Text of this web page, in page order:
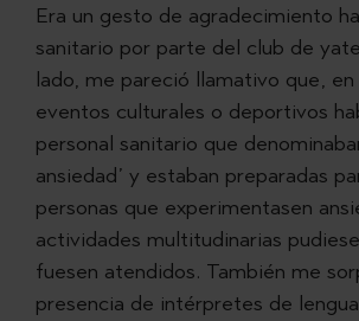
Era un gesto de agradecimiento
sanitario por parte del club de
lado, me pareció llamativo que,
eventos culturales o deportivos
personal sanitario que
ansiedad’ y estaban preparadas
personas que experimentasen
actividades multitudinarias
fuesen atendidos. También me
presencia de intérpretes de